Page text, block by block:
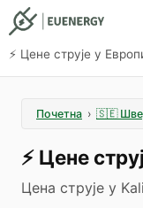
⚡️ Цене струје у
Почетна › 🇸🇪
⚡️ Цене
Цена струје у